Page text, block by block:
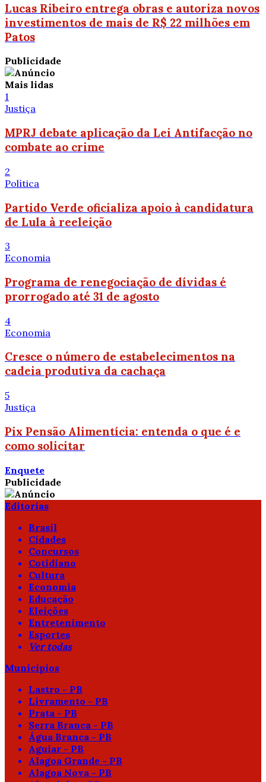
Lucas Ribeiro entrega obras e autoriza novos
investimentos de mais de R$ 22 milhões em
Patos
Publicidade
Mais lidas
1
Justiça
MPRJ debate aplicação da Lei Antifacção no
combate ao crime
2
Política
Partido Verde oficializa apoio à candidatura
de Lula à reeleição
3
Economia
Programa de renegociação de dívidas é
prorrogado até 31 de agosto
4
Economia
Cresce o número de estabelecimentos na
cadeia produtiva da cachaça
5
Justiça
Pix Pensão Alimentícia: entenda o que é e
como solicitar
Enquete
Publicidade
Editorias
Brasil
Cidades
Concursos
Cotidiano
Cultura
Economia
Educação
Eleições
Entretenimento
Esportes
Ver todas
Municípios
Lastro - PB
Livramento - PB
Prata - PB
Serra Branca - PB
Água Branca - PB
Aguiar - PB
Alagoa Grande - PB
Alagoa Nova - PB